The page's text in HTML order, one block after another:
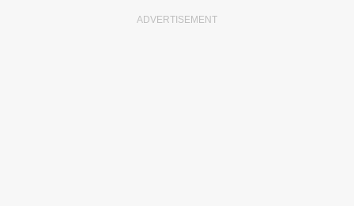
ADVERTISEMENT